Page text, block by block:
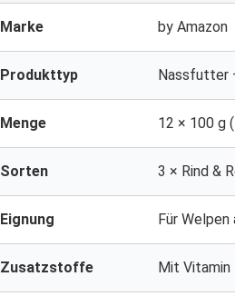
Marke by Amazon
Produkttyp Nassfutter
Menge 12 × 100 g
Sorten 3 × Rind &
Eignung Für
Zusatzstoffe Mit Vitamin